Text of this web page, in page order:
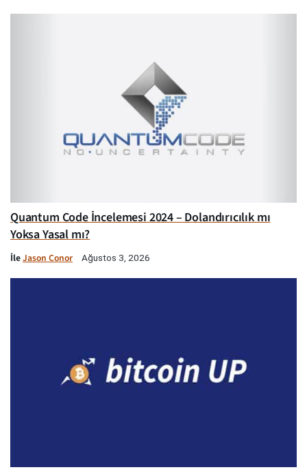
Quantum Code İncelemesi 2024 – Dolandırıcılık mı
Yoksa Yasal mı?
İleJason Conor Ağustos 3, 2026